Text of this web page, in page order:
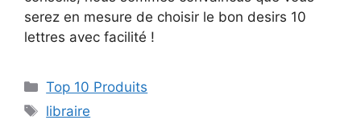
serez en mesure de choisir le bon desirs 10
lettres avec facilité !
Top 10 Produits
libraire